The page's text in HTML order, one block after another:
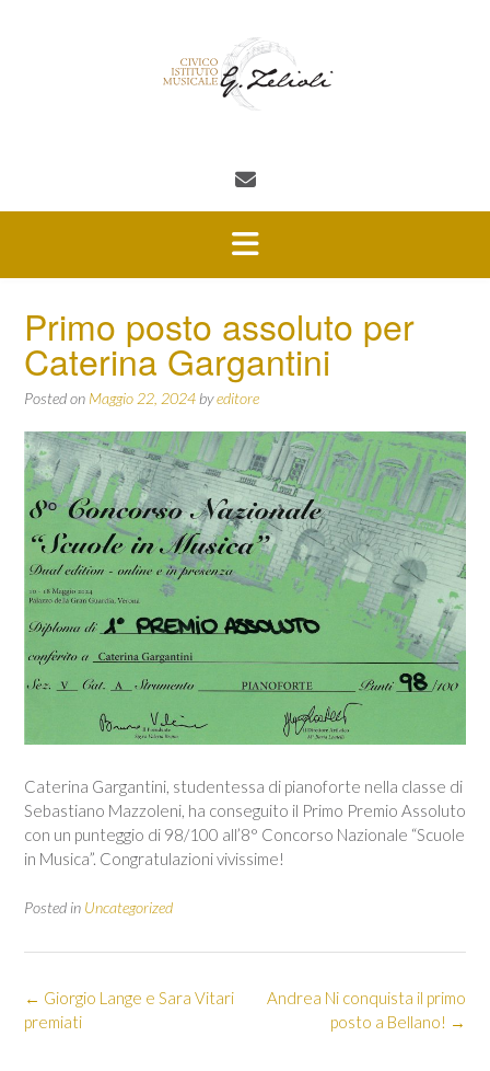
Primo posto assoluto per
Caterina Gargantini
Posted on Maggio 22, 2024 byeditore
Caterina Gargantini, studentessa di pianoforte nella classe di
Sebastiano Mazzoleni, ha conseguito il Primo Premio Assoluto
con un punteggio di 98/100 all’8° Concorso Nazionale “Scuole
in Musica”. Congratulazioni vivissime!
Posted in Uncategorized
Post
navigation
Andrea Ni conquista il primo
posto a Bellano! →
← Giorgio Lange e Sara Vitari
premiati